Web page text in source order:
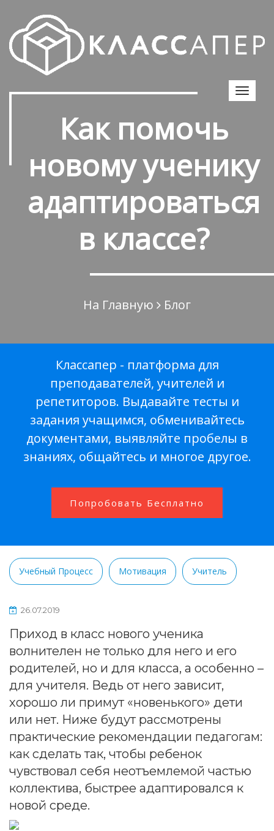
Toggle
Как помочь
новому ученику
адаптироваться
в классе?
На Главную Блог
Классапер - платформа для
преподавателей, учителей и
репетиторов. Выдавайте тесты и
задания учащимся, обменивайтесь
документами, выявляйте пробелы в
знаниях, общайтесь и многое другое.
Попробовать Бесплатно
Учебный Процесс Мотивация Учитель
26.07.2019
Приход в класс нового ученика
волнителен не только для него и его
родителей, но и для класса, а особенно –
для учителя. Ведь от него зависит,
хорошо ли примут «новенького» дети
или нет. Ниже будут рассмотрены
практические рекомендации педагогам:
как сделать так, чтобы ребенок
чувствовал себя неотъемлемой частью
коллектива, быстрее адаптировался к
новой среде.